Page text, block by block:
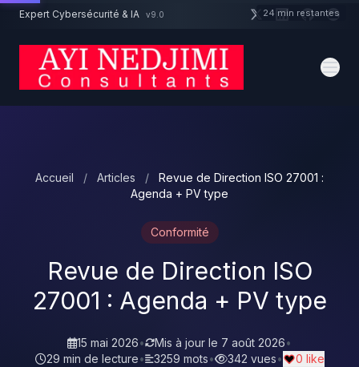
Aller au contenu principal
Expert Cybersécurité & IA v9.0
Accueil / Articles /
Revue de Direction ISO 27001 :
Agenda + PV type
Conformité
Revue de Direction ISO
27001 : Agenda + PV type
15 mai 2026• Mis à jour le 7 août 2026•
29 min de lecture• 3259 mots• 342 vues• 0 like
Un projet cybersécurité ? 24 min restantes